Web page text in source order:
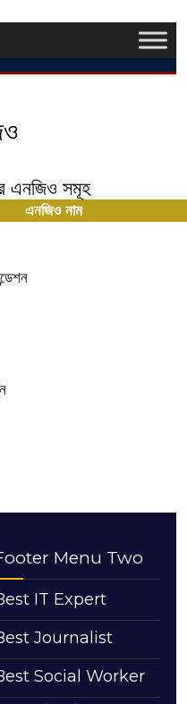
এনজিও সমূহ
এনজিও নাম
Menu Two
IT Expert
Journalist
Social Worker